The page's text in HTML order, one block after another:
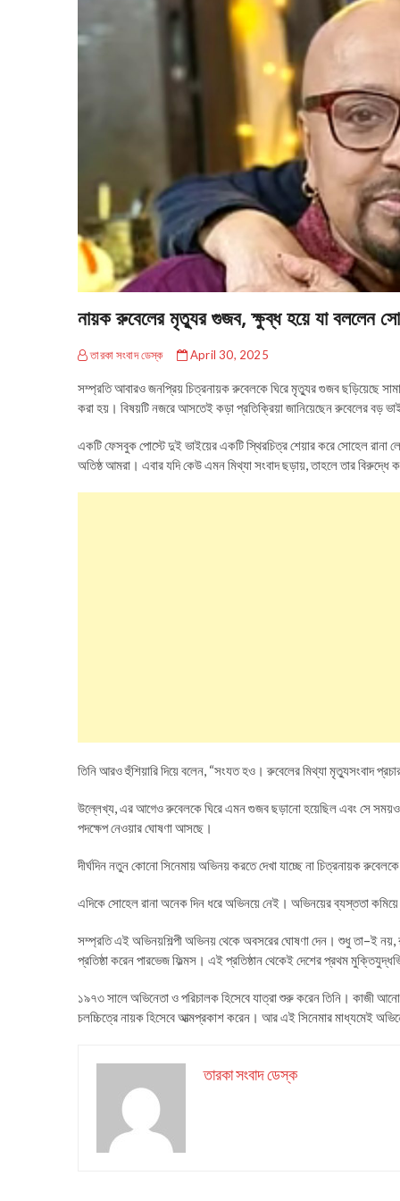
নায়ক রুবেলের মৃত্যুর গুজব, ক্ষুব্ধ হয়ে যা বললেন
তারকা সংবাদ ডেস্ক April 30, 2025
সম্প্রতি আবারও জনপ্রিয় চিত্রনায়ক রুবেলকে ঘিরে মৃত্যুর গুজব ছড়িয়েছে
করা হয়। বিষয়টি নজরে আসতেই কড়া প্রতিক্রিয়া জানিয়েছেন রুবেলের বড়
একটি ফেসবুক পোস্টে দুই ভাইয়ের একটি স্থিরচিত্র শেয়ার করে সোহেল রানা
অতিষ্ঠ আমরা। এবার যদি কেউ এমন মিথ্যা সংবাদ ছড়ায়, তাহলে তার
তিনি আরও হুঁশিয়ারি দিয়ে বলেন, “সংযত হও। রুবেলের মিথ্যা মৃত্যুসংবাদ
উল্লেখ্য, এর আগেও রুবেলকে ঘিরে এমন গুজব ছড়ানো হয়েছিল এবং সে সময়ও
পদক্ষেপ নেওয়ার ঘোষণা আসছে।
দীর্ঘদিন নতুন কোনো সিনেমায় অভিনয় করতে দেখা যাচ্ছে না চিত্রনায়ক
এদিকে সোহেল রানা অনেক দিন ধরে অভিনয়ে নেই। অভিনয়ের ব্যস্ততা
সম্প্রতি এই অভিনয়শিল্পী অভিনয় থেকে অবসরের ঘোষণা দেন। শুধু তা–ই
প্রতিষ্ঠা করেন পারভেজ ফিল্মস। এই প্রতিষ্ঠান থেকেই দেশের প্রথম
১৯৭৩ সালে অভিনেতা ও পরিচালক হিসেবে যাত্রা শুরু করেন তিনি। কাজী
চলচ্চিত্রে নায়ক হিসেবে আত্মপ্রকাশ করেন। আর এই সিনেমার মাধ্যমেই
তারকা সংবাদ ডেস্ক